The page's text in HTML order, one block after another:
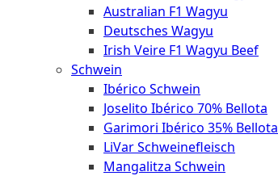
Australian F1 Wagyu
Deutsches Wagyu
Irish Veire F1 Wagyu Beef
Schwein
Ibérico Schwein
Joselito Ibérico 70% Bellota
Garimori Ibérico 35% Bellota
LiVar Schweinefleisch
Mangalitza Schwein